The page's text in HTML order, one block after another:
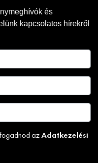
és
kapcsolatos hírekről
az Adatkezelési